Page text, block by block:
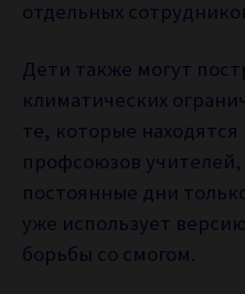
отдельных
Дети также могут
климатических
те, которые
профсоюзов учителей,
постоянные дни
уже использует
борьбы со смогом.